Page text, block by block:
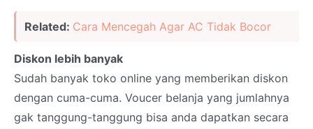
Related: Cara Mencegah Agar AC Tidak Bocor
Diskon lebih banyak
Sudah banyak toko online yang memberikan diskon
dengan cuma-cuma. Voucer belanja yang jumlahnya
gak tanggung-tanggung bisa anda dapatkan secara